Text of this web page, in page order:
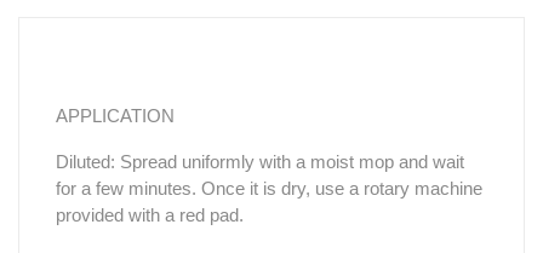
APPLICATION
Diluted: Spread uniformly with a moist mop and wait
for a few minutes. Once it is dry, use a rotary machine
provided with a red pad.